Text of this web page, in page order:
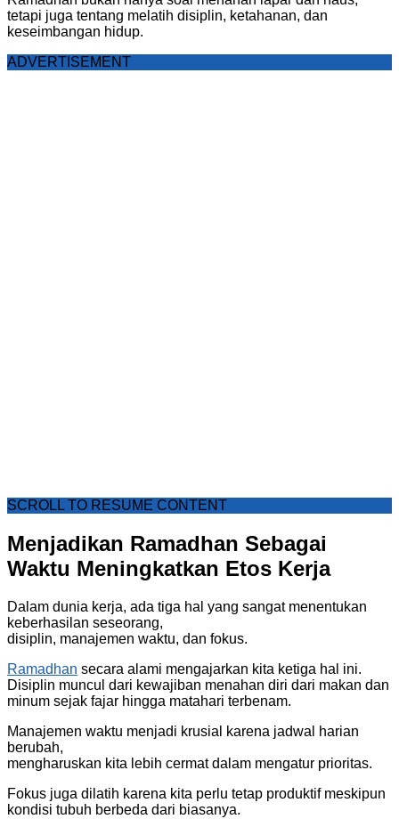
tetapi juga tentang melatih disiplin, ketahanan, dan
keseimbangan hidup.
ADVERTISEMENT
SCROLL TO RESUME CONTENT
Menjadikan Ramadhan Sebagai
Waktu Meningkatkan Etos Kerja
Dalam dunia kerja, ada tiga hal yang sangat menentukan
keberhasilan seseorang,
disiplin, manajemen waktu, dan fokus.
Ramadhan secara alami mengajarkan kita ketiga hal ini.
Disiplin muncul dari kewajiban menahan diri dari makan dan
minum sejak fajar hingga matahari terbenam.
Manajemen waktu menjadi krusial karena jadwal harian
berubah,
mengharuskan kita lebih cermat dalam mengatur prioritas.
Fokus juga dilatih karena kita perlu tetap produktif meskipun
kondisi tubuh berbeda dari biasanya.